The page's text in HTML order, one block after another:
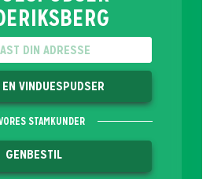
BESTIL EN VINDUESPUDSER
STAMKUNDER
GENBESTIL